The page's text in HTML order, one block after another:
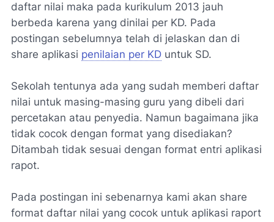
daftar nilai maka pada kurikulum 2013 jauh
berbeda karena yang dinilai per KD. Pada
postingan sebelumnya telah di jelaskan dan di
share aplikasi penilaian per KD untuk SD.
Sekolah tentunya ada yang sudah memberi daftar
nilai untuk masing-masing guru yang dibeli dari
percetakan atau penyedia. Namun bagaimana jika
tidak cocok dengan format yang disediakan?
Ditambah tidak sesuai dengan format entri aplikasi
rapot.
Pada postingan ini sebenarnya kami akan share
format daftar nilai yang cocok untuk aplikasi raport